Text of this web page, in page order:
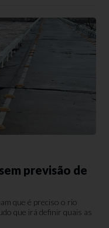
previsão de
que é preciso o rio
que irá definir quais as